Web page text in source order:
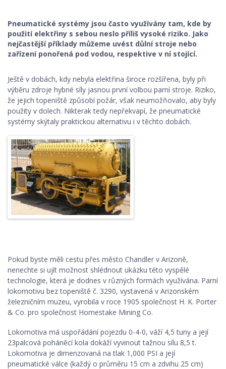
Pneumatické systémy jsou často využívány tam, kde by
použití elektřiny s sebou neslo příliš vysoké riziko. Jako
nejčastější příklady můžeme uvést důlní stroje nebo
zařízení ponořená pod vodou, respektive v ní stojící.
Ještě v dobách, kdy nebyla elektřina široce rozšířena, byly při
výběru zdroje hybné síly jasnou první volbou parní stroje. Riziko,
že jejich topeniště způsobí požár, však neumožňovalo, aby byly
použity v dolech. Nikterak tedy nepřekvapí, že pneumatické
systémy skýtaly praktickou alternativu i v těchto dobách.
Pokud byste měli cestu přes město Chandler v Arizoně,
nenechte si ujít možnost shlédnout ukázku této vyspělé
technologie, která je dodnes v různých formách využívána. Parní
lokomotivu bez topeniště č. 3290, vystavená v Arizonském
železničním muzeu, vyrobila v roce 1905 společnost H. K. Porter
& Co. pro společnost Homestake Mining Co.
Lokomotiva má uspořádání pojezdu 0-4-0, váží 4,5 tuny a její
23palcová poháněcí kola dokáží vyvinout tažnou sílu 8,5 t.
Lokomotiva je dimenzovaná na tlak 1,000 PSI a její
pneumatické válce (každý o průměru 15 cm a zdvihu 25 cm)